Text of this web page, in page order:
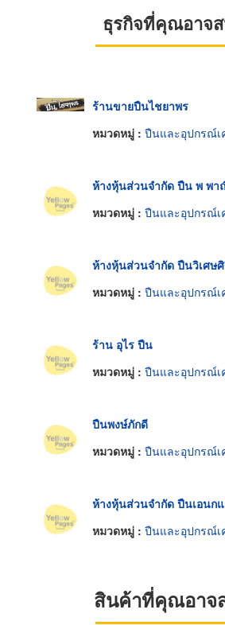
ธุรกิจที่คุณอาจ
ร้านขายปืนไชยาพร
หมวดหมู่ : ปืนและอุปกรณ์เ
ห้างหุ้นส่วนจำกัด ปืน พ พ
หมวดหมู่ : ปืนและอุปกรณ์เ
ห้างหุ้นส่วนจำกัด ปืนวิเศษ
หมวดหมู่ : ปืนและอุปกรณ์เ
ร้าน อุไร ปืน
หมวดหมู่ : ปืนและอุปกรณ์เ
ปืนพงษ์ภักดี
หมวดหมู่ : ปืนและอุปกรณ์เ
ห้างหุ้นส่วนจำกัด ปืนเอนก
หมวดหมู่ : ปืนและอุปกรณ์เ
สินค้าที่คุณอาจ